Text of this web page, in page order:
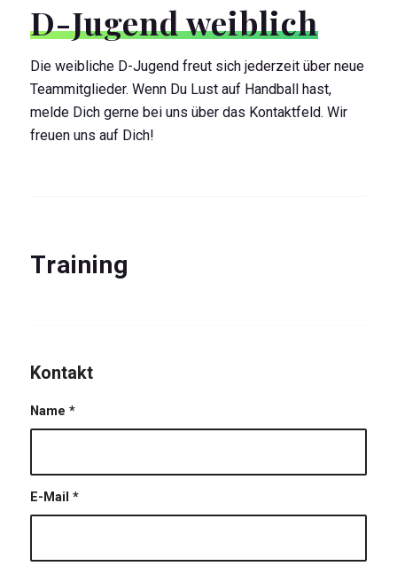
D-Jugend weiblich
Die weibliche D-Jugend freut sich jederzeit über neue
Teammitglieder. Wenn Du Lust auf Handball hast,
melde Dich gerne bei uns über das Kontaktfeld. Wir
freuen uns auf Dich!
Training
Kontakt
Name *
E-Mail *